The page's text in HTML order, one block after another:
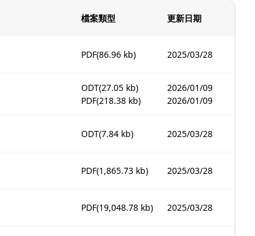
檔案類型 更新日期
PDF(86.96 kb) 2025/03/28
ODT(27.05 kb)
PDF(218.38 kb)
2026/01/09
2026/01/09
ODT(7.84 kb) 2025/03/28
PDF(1,865.73 kb) 2025/03/28
PDF(19,048.78 kb) 2025/03/28